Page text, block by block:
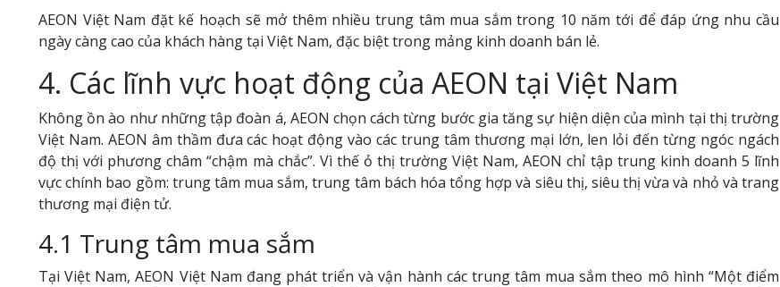
AEON Việt Nam đặt kế hoạch sẽ mở thêm nhiều trung tâm mua sắm trong 10 năm tới để đáp ứng nhu cầu
ngày càng cao của khách hàng tại Việt Nam, đặc biệt trong mảng kinh doanh bán lẻ.
4. Các lĩnh vực hoạt động của AEON tại Việt Nam
Không ồn ào như những tập đoàn á, AEON chọn cách từng bước gia tăng sự hiện diện của mình tại thị trường
Việt Nam. AEON âm thầm đưa các hoạt động vào các trung tâm thương mại lớn, len lỏi đến từng ngóc ngách
độ thị với phương châm “chậm mà chắc”. Vì thế ỏ thị trường Việt Nam, AEON chỉ tập trung kinh doanh 5 lĩnh
vực chính bao gồm: trung tâm mua sắm, trung tâm bách hóa tổng hợp và siêu thị, siêu thị vừa và nhỏ và trang
thương mại điện tử.
4.1 Trung tâm mua sắm
Tại Việt Nam, AEON Việt Nam đang phát triển và vận hành các trung tâm mua sắm theo mô hình “Một điểm